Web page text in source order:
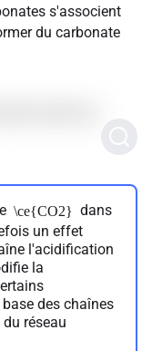
s'associent
du carbonate
\ce{CO2} dans
un effet
l'acidification
la
des chaînes
réseau